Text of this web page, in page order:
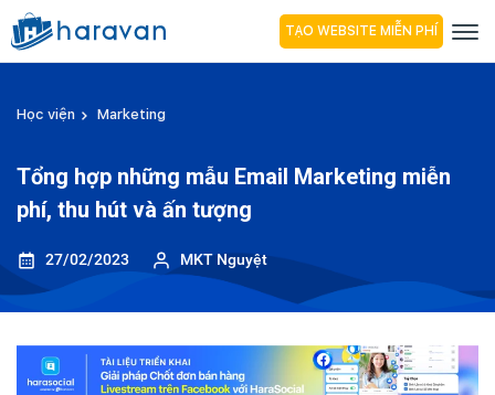
TẠO WEBSITE MIỄN PHÍ
Học viện Marketing
Tổng hợp những mẫu Email Marketing miễn
phí, thu hút và ấn tượng
27/02/2023 MKT Nguyệt